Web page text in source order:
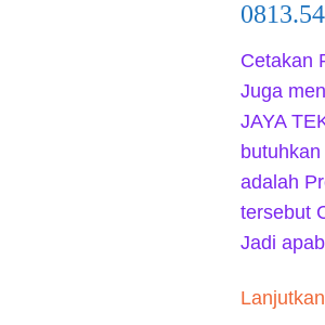
Juga
JAYA
adalah
tersebut
Jadi